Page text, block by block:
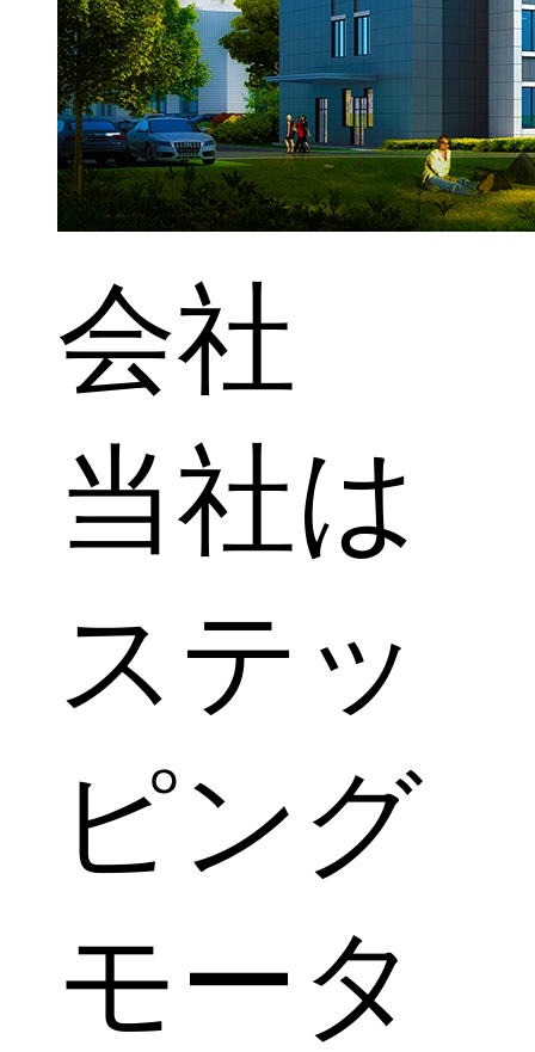
会社
当社は
ステッ
ピング
モータ